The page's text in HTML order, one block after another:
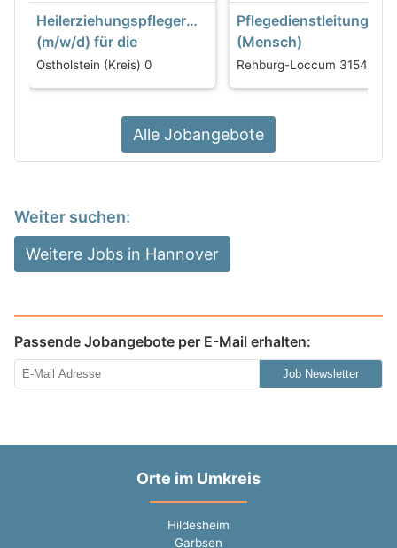
Heilerziehungspfleger
(m/w/d) für die
Heilpädagogische
Familienhilfe
Ostholstein (Kreis) 0
Pflegedienstleitung
(Mensch)
Rehburg-Loccum 31547
Alle Jobangebote
Weiter suchen:
Weitere Jobs in Hannover
Passende Jobangebote per E-Mail erhalten:
Job Newsletter
Orte im Umkreis
Hildesheim
Garbsen